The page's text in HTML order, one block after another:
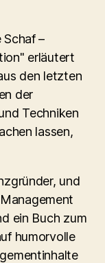
–
erläutert
den letzten
der
Techniken
lassen,
und
ein Buch zum
humorvolle